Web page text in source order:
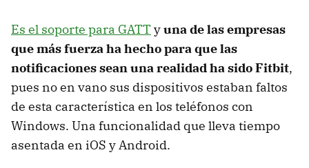
Es el soporte para GATTyuna de las empresas
que más fuerza ha hecho para que las
notificaciones sean una realidad ha sido Fitbit,
pues no en vano sus dispositivos estaban faltos
de esta característica en los teléfonos con
Windows. Una funcionalidad que lleva tiempo
asentada en iOS y Android.